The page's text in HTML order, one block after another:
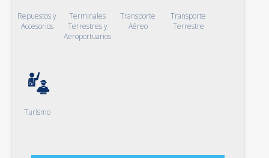
Repuestos y
Accesorios
Terminales
Terrestres y
Aeroportuarios
Transporte
Aéreo
Transporte
Terrestre
Turismo